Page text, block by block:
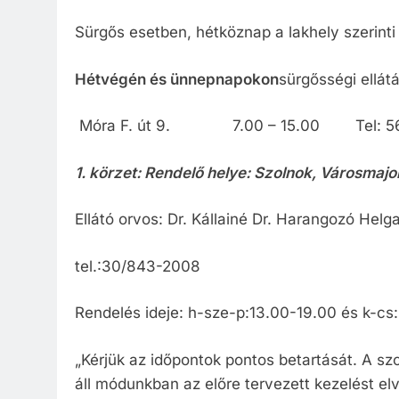
Sürgős esetben, hétköznap a lakhely
Hétvégén és ünnepnapokonsürgősségi
Móra F. út 9. 7.00 – 15.00 Tel: 56/
1. körzet: Rendelő helye: Szolnok,
Ellátó orvos: Dr. Kállainé Dr. Harangozó
tel.:30/843-2008
Rendelés ideje: h-sze-p:13.00-19.00 és k-
„Kérjük az időpontok pontos betartását. A
áll módunkban az előre tervezett kezelést